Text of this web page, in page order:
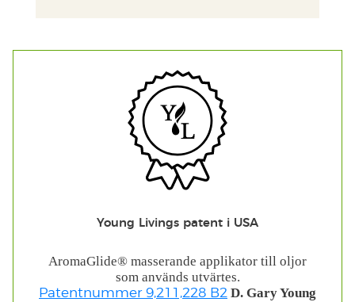
Young Livings patent i USA
AromaGlide® masserande applikator till oljor
som används utvärtes.
Patentnummer 9,211,228 B2 D. Gary Young